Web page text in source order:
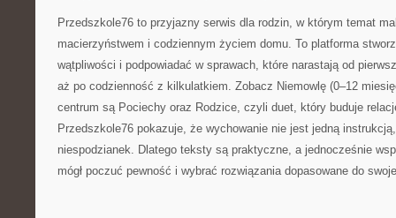
Przedszkole76 to przyjazny serwis dla rodzin, w którym temat
macierzyństwem i codziennym życiem domu. To platforma
wątpliwości i podpowiadać w sprawach, które narastają od
aż po codzienność z kilkulatkiem. Zobacz Niemowlę (0–12
centrum są Pociechy oraz Rodzice, czyli duet, który buduje
Przedszkole76 pokazuje, że wychowanie nie jest jedną
niespodzianek. Dlatego teksty są praktyczne, a jednocześnie
mógł poczuć pewność i wybrać rozwiązania dopasowane do